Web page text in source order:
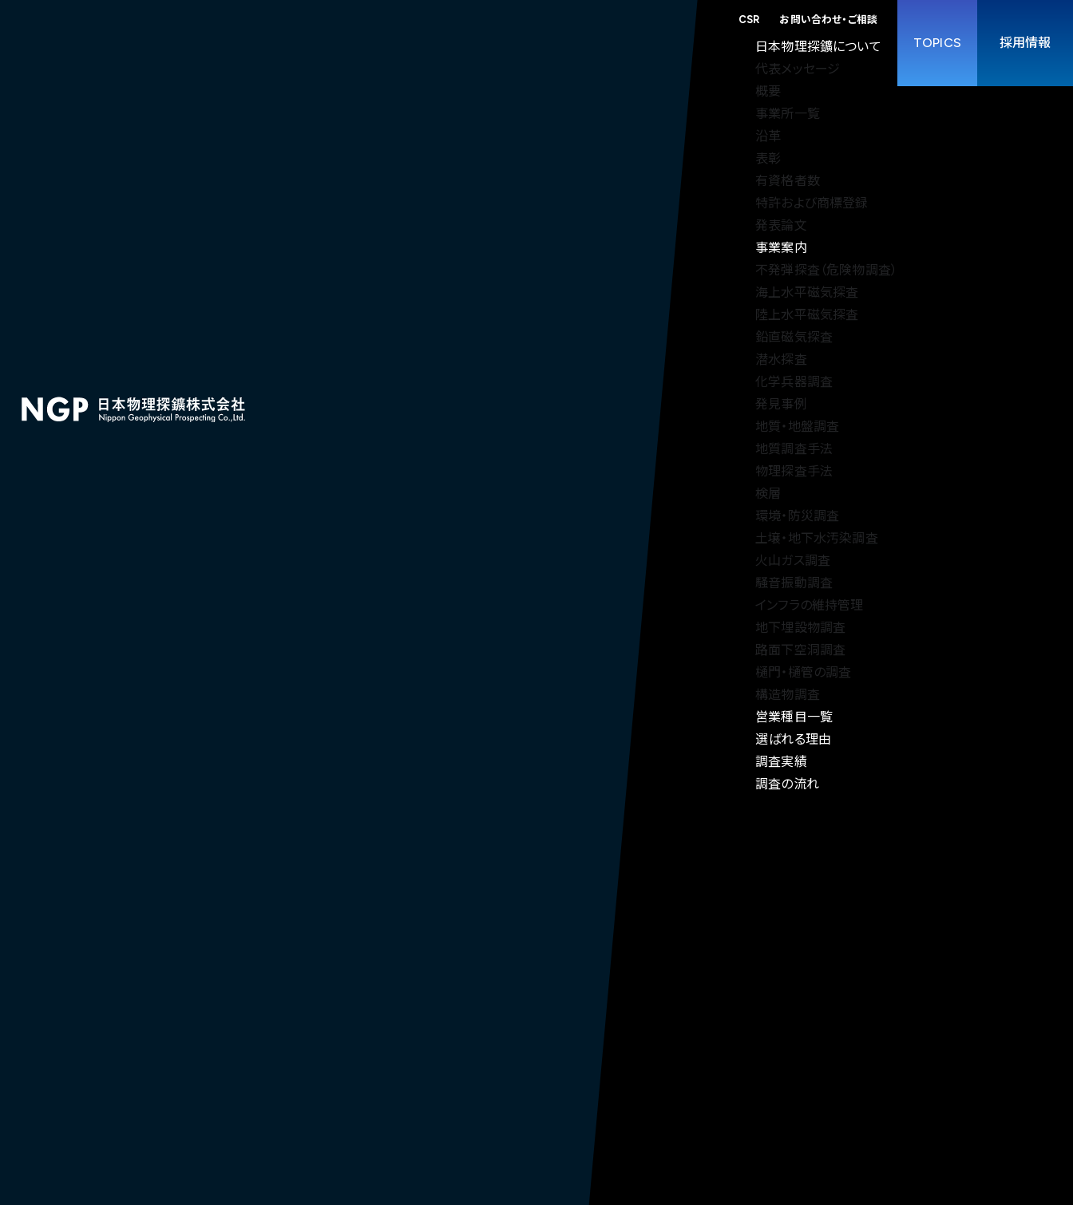
CSR お問い合わせ・ご相談
日本物理探鑛について
代表メッセージ
概要
事業所一覧
沿革
表彰
有資格者数
特許および商標登録
発表論文
事業案内
不発弾探査（危険物調査）
海上水平磁気探査
陸上水平磁気探査
鉛直磁気探査
潜水探査
化学兵器調査
発見事例
地質・地盤調査
地質調査手法
物理探査手法
検層
環境・防災調査
土壌・地下水汚染調査
火山ガス調査
騒音振動調査
インフラの維持管理
地下埋設物調査
路面下空洞調査
樋門・樋管の調査
構造物調査
営業種目一覧
選ばれる理由
調査実績
調査の流れ
TOPICS 採用情報